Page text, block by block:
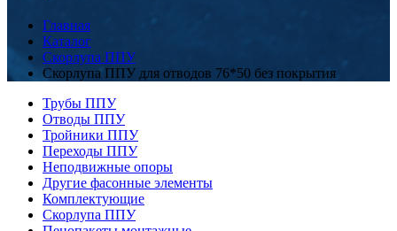
Главная
Каталог
Скорлупа ППУ
Скорлупа ППУ для отводов 76*50 без покрытия
Трубы ППУ
Отводы ППУ
Тройники ППУ
Переходы ППУ
Неподвижные опоры
Другие фасонные элементы
Комплектующие
Скорлупа ППУ